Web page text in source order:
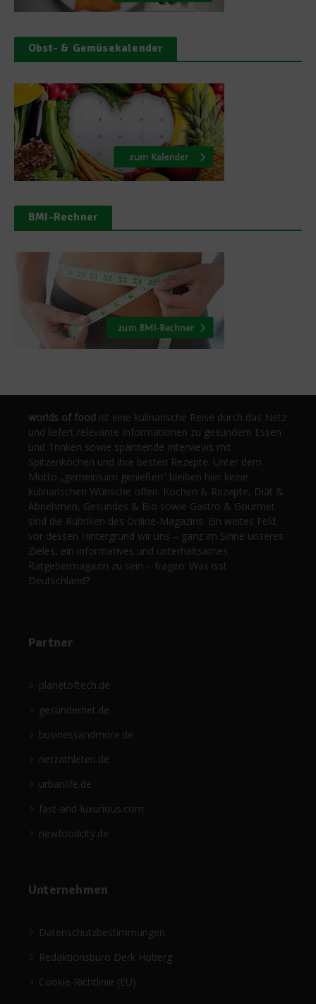
Obst- & Gemüsekalender
BMI-Rechner
worlds of food ist eine kulinarische Reise durch das Netz
und liefert relevante Informationen zu gesundem Essen
und Trinken sowie spannende Interviews mit
Spitzenköchen und ihre besten Rezepte. Unter dem
Motto „gemeinsam genießen“ bleiben hier keine
kulinarischen Wünsche offen. Kochen & Rezepte, Diät &
Abnehmen, Gesundes & Bio sowie Gastro & Gourmet
sind die Rubriken des Online-Magazins. Ein weites Feld,
vor dessen Hintergrund wir uns – ganz im Sinne unseres
Zieles, ein informatives und unterhaltsames
Ratgebermagazin zu sein – fragen: Was isst
Deutschland?
Partner
planetoftech.de
gesündernet.de
businessandmore.de
netzathleten.de
urbanlife.de
fast-and-luxurious.com
newfoodcity.de
Unternehmen
Datenschutzbestimmungen
Redaktionsbüro Derk Hoberg
Cookie-Richtlinie (EU)